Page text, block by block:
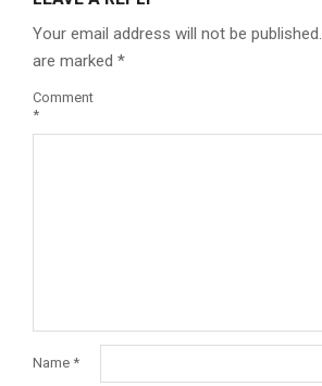
Your email address will not be published.
are marked *
Comment
*
Name *